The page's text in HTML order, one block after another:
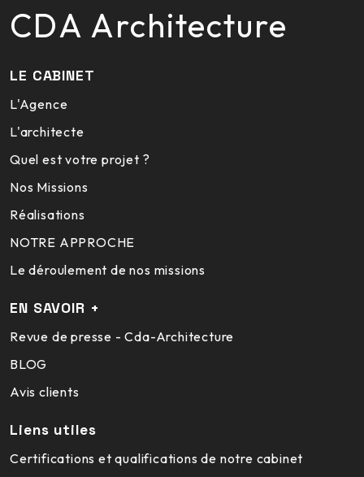
CDA Architecture
LE CABINET
L'Agence
L'architecte
Quel est votre projet ?
Nos Missions
Réalisations
NOTRE APPROCHE
Le déroulement de nos missions
EN SAVOIR +
Revue de presse - Cda-Architecture
BLOG
Avis clients
Liens utiles
Certifications et qualifications de notre cabinet